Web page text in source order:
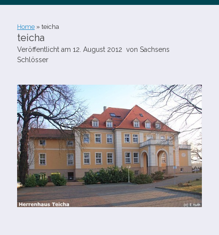
Home » teicha
teicha
Veröffentlicht am 12. August 2012 von Sachsens
Schlösser